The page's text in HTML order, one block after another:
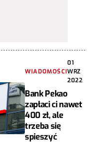
WIADOMOŚCI
01
WRZ
2022
Bank Pekao
zapłaci ci nawet
400 zł, ale
trzeba się
spieszyć